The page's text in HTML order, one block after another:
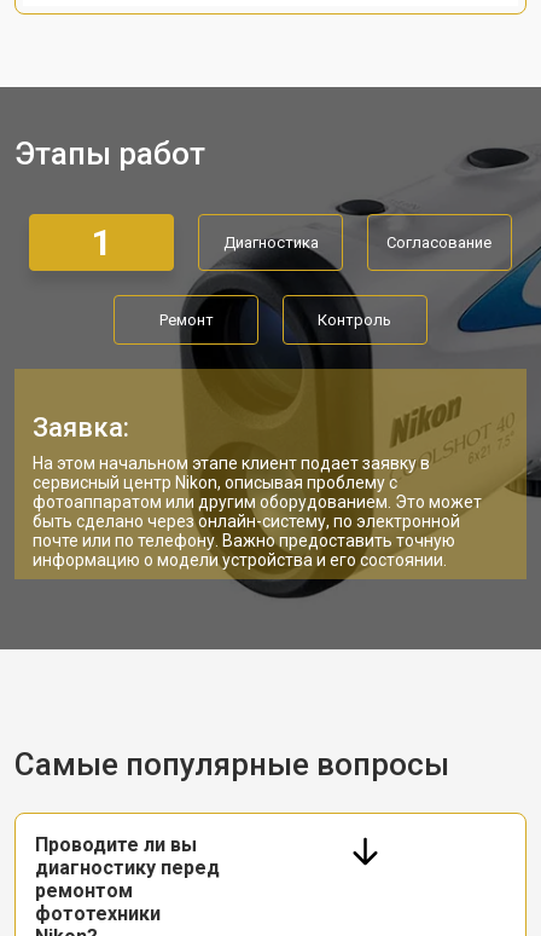
Этапы работ
1 Диагностика Согласование
Ремонт Контроль
Заявка:
На этом начальном этапе клиент подает заявку в
сервисный центр Nikon, описывая проблему с
фотоаппаратом или другим оборудованием. Это может
быть сделано через онлайн-систему, по электронной
почте или по телефону. Важно предоставить точную
информацию о модели устройства и его состоянии.
Самые популярные вопросы
Проводите ли вы
диагностику перед
ремонтом
фототехники